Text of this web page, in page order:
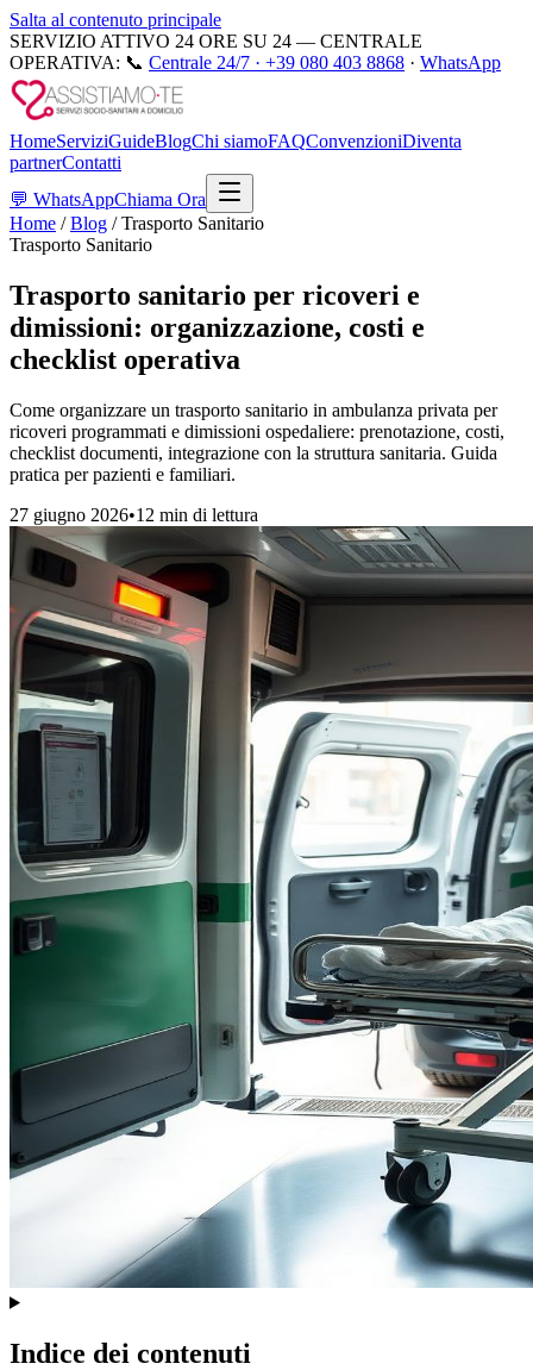
Salta al contenuto principale
SERVIZIO ATTIVO 24 ORE SU 24 — CENTRALE
OPERATIVA: 📞 Centrale 24/7 · +39 080 403 8868 · WhatsApp
HomeServiziGuideBlogChi siamoFAQConvenzioniDiventa
partnerContatti
💬 WhatsAppChiama Ora
Home / Blog / Trasporto Sanitario
Trasporto Sanitario
Trasporto sanitario per ricoveri e
dimissioni: organizzazione, costi e
checklist operativa
Come organizzare un trasporto sanitario in ambulanza privata per
ricoveri programmati e dimissioni ospedaliere: prenotazione, costi,
checklist documenti, integrazione con la struttura sanitaria. Guida
pratica per pazienti e familiari.
27 giugno 2026•12 min di lettura
Indice dei contenuti